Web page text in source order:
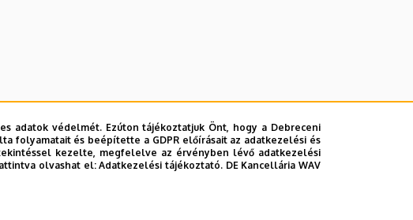
adatok védelmét. Ezúton tájékoztatjuk Önt, hogy a Debreceni
folyamatait és beépítette a GDPR előírásait az adatkezelési és
kezelte, megfelelve az érvényben lévő adatkezelési
olvashat el:Adatkezelési tájékoztató. DE Kancellária WAV